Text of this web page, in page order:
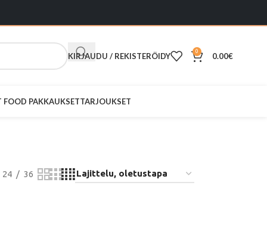
KIRJAUDU / REKISTERÖIDY 0 0.00€
FOOD PAKKAUKSETTARJOUKSET
24 36